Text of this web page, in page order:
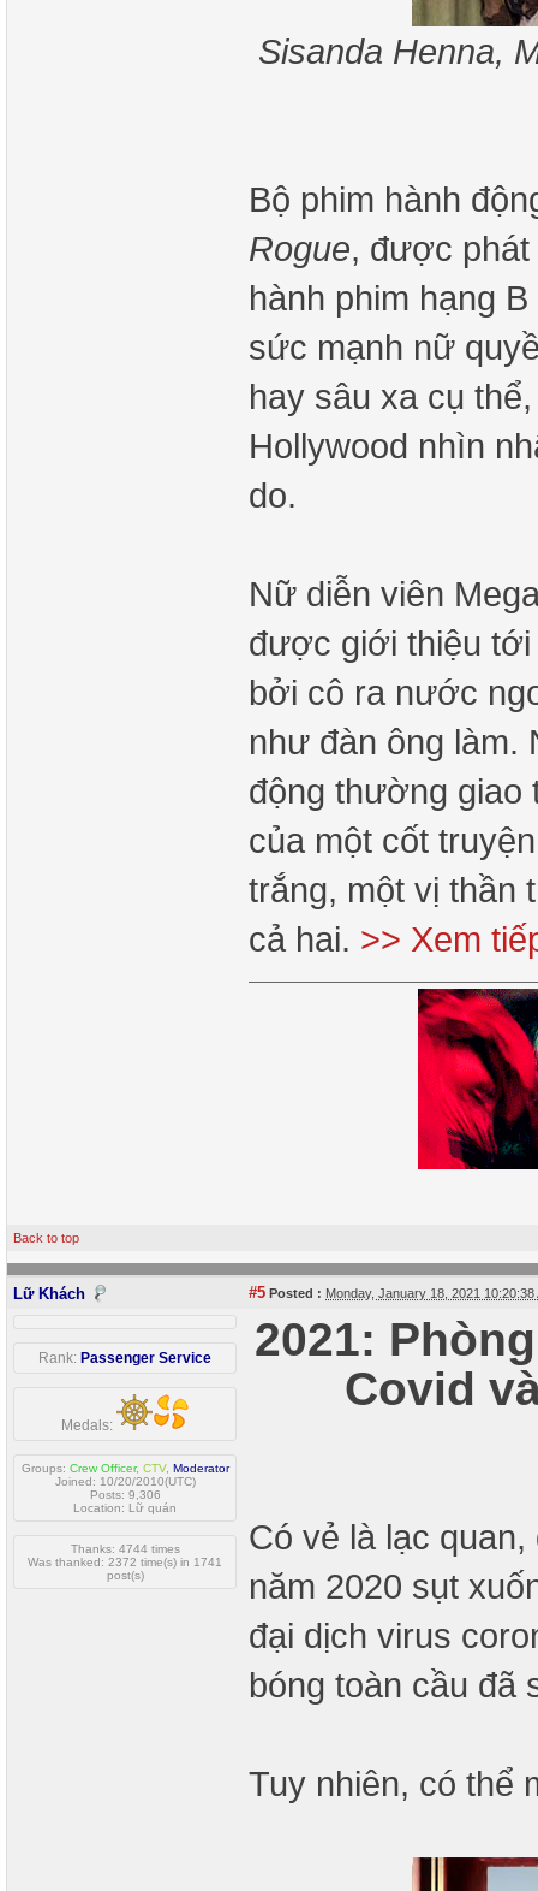
Sisanda Henna,
Bộ phim hành
Rogue, được
hành phim hạng
sức mạnh nữ
hay sâu xa cụ
Hollywood nhìn
do.
Nữ diễn viên
được giới thiệu
bởi cô ra nước
như đàn ông làm.
động thường giao
của một cốt
trắng, một vị thần
cả hai. >> Xem
Back to top
Lữ Khách #5 Posted : Monday, January 18, 2021 10:20:38
Rank: Passenger Service
Medals:
Groups: Crew Officer, CTV, Moderator
Joined: 10/20/2010(UTC)
Posts: 9,306
Location: Lữ quán
Thanks: 4744 times
Was thanked: 2372 time(s) in 1741
post(s)
2021:
Covid
Có vẻ là lạc
năm 2020 sụt
đại dịch virus
bóng toàn cầu đã
Tuy nhiên, có thể